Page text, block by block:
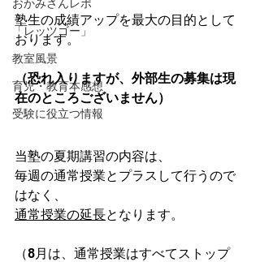
おかみさんレポ
「レッツゴー」
教室風景
育児・教育本感想
受験に役立つ情報
塾生の成績アップを最大の目的として
おります。
（恐れ入りますが、外部生の募集は現
在のところございません）
当塾の夏期講習の内容は、
毎週の通常授業とプラスして行うので
はなく、
通常授業の延長となります。
（8月は、通常授業はすべてストップ